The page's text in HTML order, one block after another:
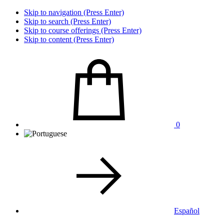
Skip to navigation (Press Enter)
Skip to search (Press Enter)
Skip to course offerings (Press Enter)
Skip to content (Press Enter)
0
Español